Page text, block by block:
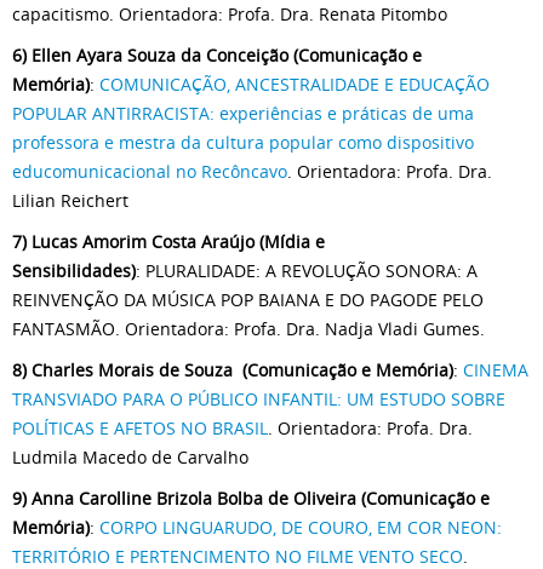
capacitismo. Orientadora: Profa. Dra. Renata Pitombo
6) Ellen Ayara Souza da Conceição (Comunicação e
Memória): COMUNICAÇÃO, ANCESTRALIDADE E EDUCAÇÃO
POPULAR ANTIRRACISTA: experiências e práticas de uma
professora e mestra da cultura popular como dispositivo
educomunicacional no Recôncavo . Orientadora: Profa. Dra.
Lilian Reichert
7) Lucas Amorim Costa Araújo (Mídia e
Sensibilidades): PLURALIDADE: A REVOLUÇÃO SONORA: A
REINVENÇÃO DA MÚSICA POP BAIANA E DO PAGODE PELO
FANTASMÃO. Orientadora: Profa. Dra. Nadja Vladi Gumes.
8) Charles Morais de Souza (Comunicação e Memória): CINEMA
TRANSVIADO PARA O PÚBLICO INFANTIL: UM ESTUDO SOBRE
POLÍTICAS E AFETOS NO BRASIL
. Orientadora: Profa. Dra.
Ludmila Macedo de Carvalho
9) Anna Carolline Brizola Bolba de Oliveira (Comunicação e
Memória): CORPO LINGUARUDO, DE COURO, EM COR NEON:
TERRITÓRIO E PERTENCIMENTO NO FILME VENTO SECO